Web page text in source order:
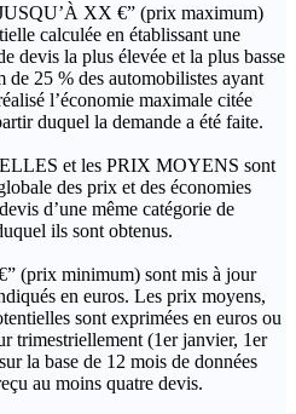
XX €” (prix maximum)
calculée en établissant une
devis la plus élevée et la plus basse
25 % des automobilistes ayant
l’économie maximale citée
duquel la demande a été faite.
et les PRIX MOYENS sont
des prix et des économies
d’une même catégorie de
ils sont obtenus.
(prix minimum) sont mis à jour
en euros. Les prix moyens,
sont exprimées en euros ou
trimestriellement (1er janvier, 1er
la base de 12 mois de données
au moins quatre devis.